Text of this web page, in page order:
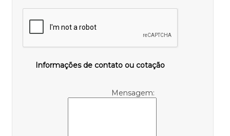
Informações de contato ou cotação
Mensagem: